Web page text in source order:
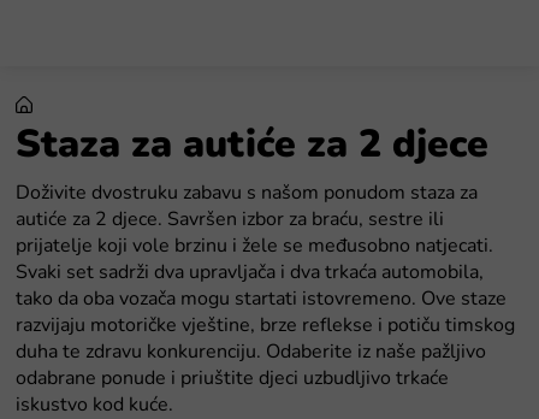
Staza za autiće za 2 djece
Doživite dvostruku zabavu s našom ponudom staza za
autiće za 2 djece. Savršen izbor za braću, sestre ili
prijatelje koji vole brzinu i žele se međusobno natjecati.
Svaki set sadrži dva upravljača i dva trkaća automobila,
tako da oba vozača mogu startati istovremeno. Ove staze
razvijaju motoričke vještine, brze reflekse i potiču timskog
duha te zdravu konkurenciju. Odaberite iz naše pažljivo
odabrane ponude i priuštite djeci uzbudljivo trkaće
iskustvo kod kuće.